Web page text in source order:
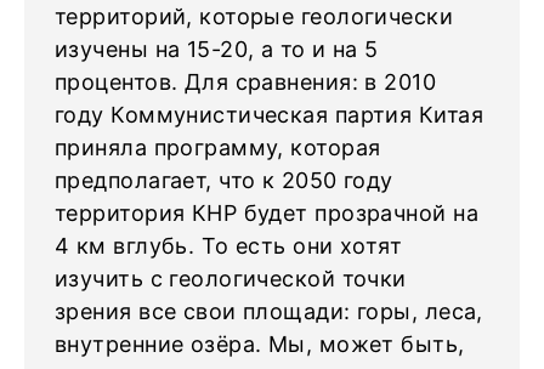
территорий, которые геологически
изучены на 15-20, а то и на 5
процентов. Для сравнения: в 2010
году Коммунистическая партия Китая
приняла программу, которая
предполагает, что к 2050 году
территория КНР будет прозрачной на
4 км вглубь. То есть они хотят
изучить с геологической точки
зрения все свои площади: горы, леса,
внутренние озёра. Мы, может быть,